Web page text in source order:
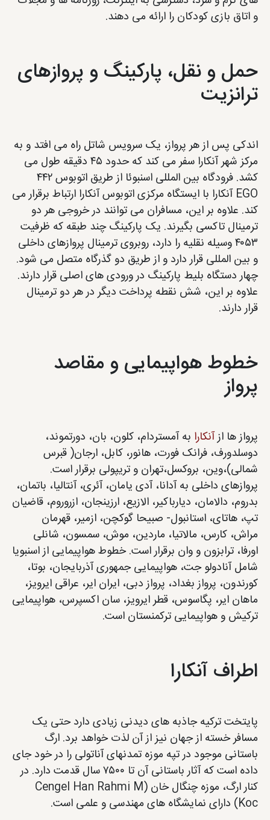
و اتاق بازی کودکان را ارائه می دهند.
حمل و نقل، پارکینگ و پروازهای
ترانزیت
اندکی پس از هر پرواز، یک سرویس شاتل راه می افتد و به
مرکز شهر آنکارا سفر می کند که حدود ۴۵ دقیقه طول می
کشد. فرودگاه بین المللی اسنبوئا از طریق اتوبوس ۴۴۲
EGO آنکارا با ایستگاه مرکزی اتوبوس آنکارا ارتباط برقرار می
کند. علاوه بر این، مسافران می توانند در خروجی هر دو
ترمینال تاکسی بگیرند. یک پارکینگ چند طبقه که ظرفیت
۴۰۵۳ وسیله نقلیه را دارد، روبروی ترمینال پروازهای داخلی
و بین المللی قرار دارد و از طریق دو گذرگاه متصل می شود.
چهار دستگاه بلیط پارکینگ در ورودی های اصلی قرار دارند.
علاوه بر این، شش نقطه پرداخت دیگر در هر دو ترمینال
قرار دارند.
خطوط هواپیمایی و مقاصد
پرواز
پرواز ها ازآنکارا به آمستردام، کلون، بان، دورتموند،
دوسلدورف، فرانک فورت، هانور، کابل، ارجان( قبرس
شمالی)،وین، بروکسل،تهران و تریپولی برقرار است.
پروازهای داخلی به آدانا، آدی یامان، آئری، آنتالیا، باتمان،
بدروم، دالامان، دیارباکیر، الازیع، ارزینجان، ازروروم، قاضیان
تپ، هاتای، استانبول- صبیحا گوکچن، ازمیر، قهرمان
مراش، کارس، مالاتیا، ماردین، موش، سمسون، شانلی
اورفا، ترابزون و وان برقرار است. خطوط هواپیمایی از اسنبويا
شامل آنادولو جت، هواپیمایی جمهوری آذربایجان، بوتا،
کورندون، پرواز بغداد، پرواز دبی، ایران ایر، عراقی ایرویز،
ماهان ایر، پگاسوس، قطر ایرویز، سان اکسپرس، هواپیمایی
ترکیش و هواپیمایی ترکمنستان است.
اطراف آنکارا
پایتخت ترکیه جاذبه های دیدنی زیادی دارد حتی یک
مسافر خسته از جهان نیز از آن لذت خواهد برد. ارگ
باستانی موجود در تپه موزه تمدنهای آناتولی را در خود جای
داده است که آثار باستانی آن تا ۷۵۰۰ سال قدمت دارد. در
کنار ارگ، موزه چنگال خان (Cengel Han Rahmi M
Koc) دارای نمایشگاه های مهندسی و علمی است.